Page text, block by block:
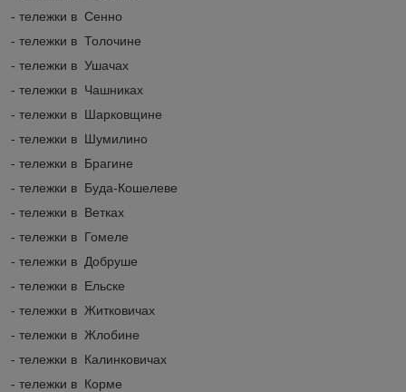
- тележки в Сенно
- тележки в Толочине
- тележки в Ушачах
- тележки в Чашниках
- тележки в Шарковщине
- тележки в Шумилино
- тележки в Брагине
- тележки в Буда-Кошелеве
- тележки в Ветках
- тележки в Гомеле
- тележки в Добруше
- тележки в Ельске
- тележки в Житковичах
- тележки в Жлобине
- тележки в Калинковичах
- тележки в Корме